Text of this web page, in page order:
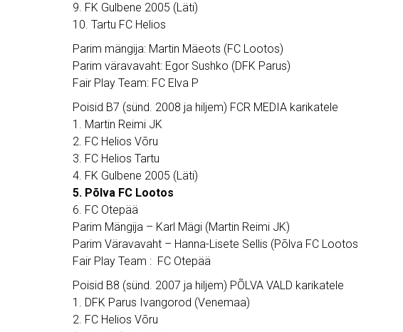
9. FK Gulbene 2005 (Läti)
10. Tartu FC Helios
Parim mängija: Martin Mäeots (FC Lootos)
Parim väravavaht: Egor Sushko (DFK Parus)
Fair Play Team: FC Elva P
Poisid B7 (sünd. 2008 ja hiljem) FCR MEDIA karikatele
1. Martin Reimi JK
2. FC Helios Võru
3. FC Helios Tartu
4. FK Gulbene 2005 (Läti)
5. Põlva FC Lootos
6. FC Otepää
Parim Mängija – Karl Mägi (Martin Reimi JK)
Parim Väravavaht – Hanna-Lisete Sellis (Põlva FC Lootos
Fair Play Team : FC Otepää
Poisid B8 (sünd. 2007 ja hiljem) PÕLVA VALD karikatele
1. DFK Parus Ivangorod (Venemaa)
2. FC Helios Võru